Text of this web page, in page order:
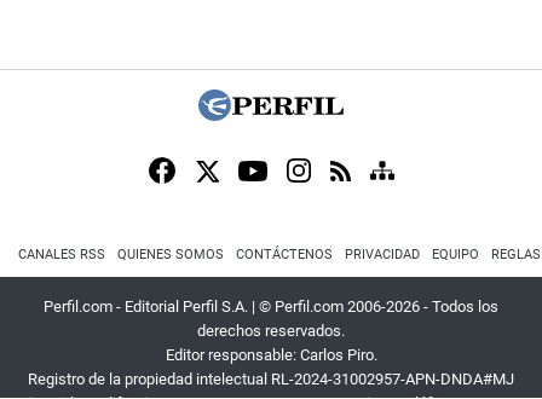
CANALES RSS QUIENES SOMOS CONTÁCTENOS PRIVACIDAD EQUIPO
Perfil.com - Editorial Perfil S.A. | © Perfil.com 2006-2026 - Todos los
derechos reservados.
Editor responsable: Carlos Piro.
Registro de la propiedad intelectual RL-2024-31002957-APN-DNDA#MJ